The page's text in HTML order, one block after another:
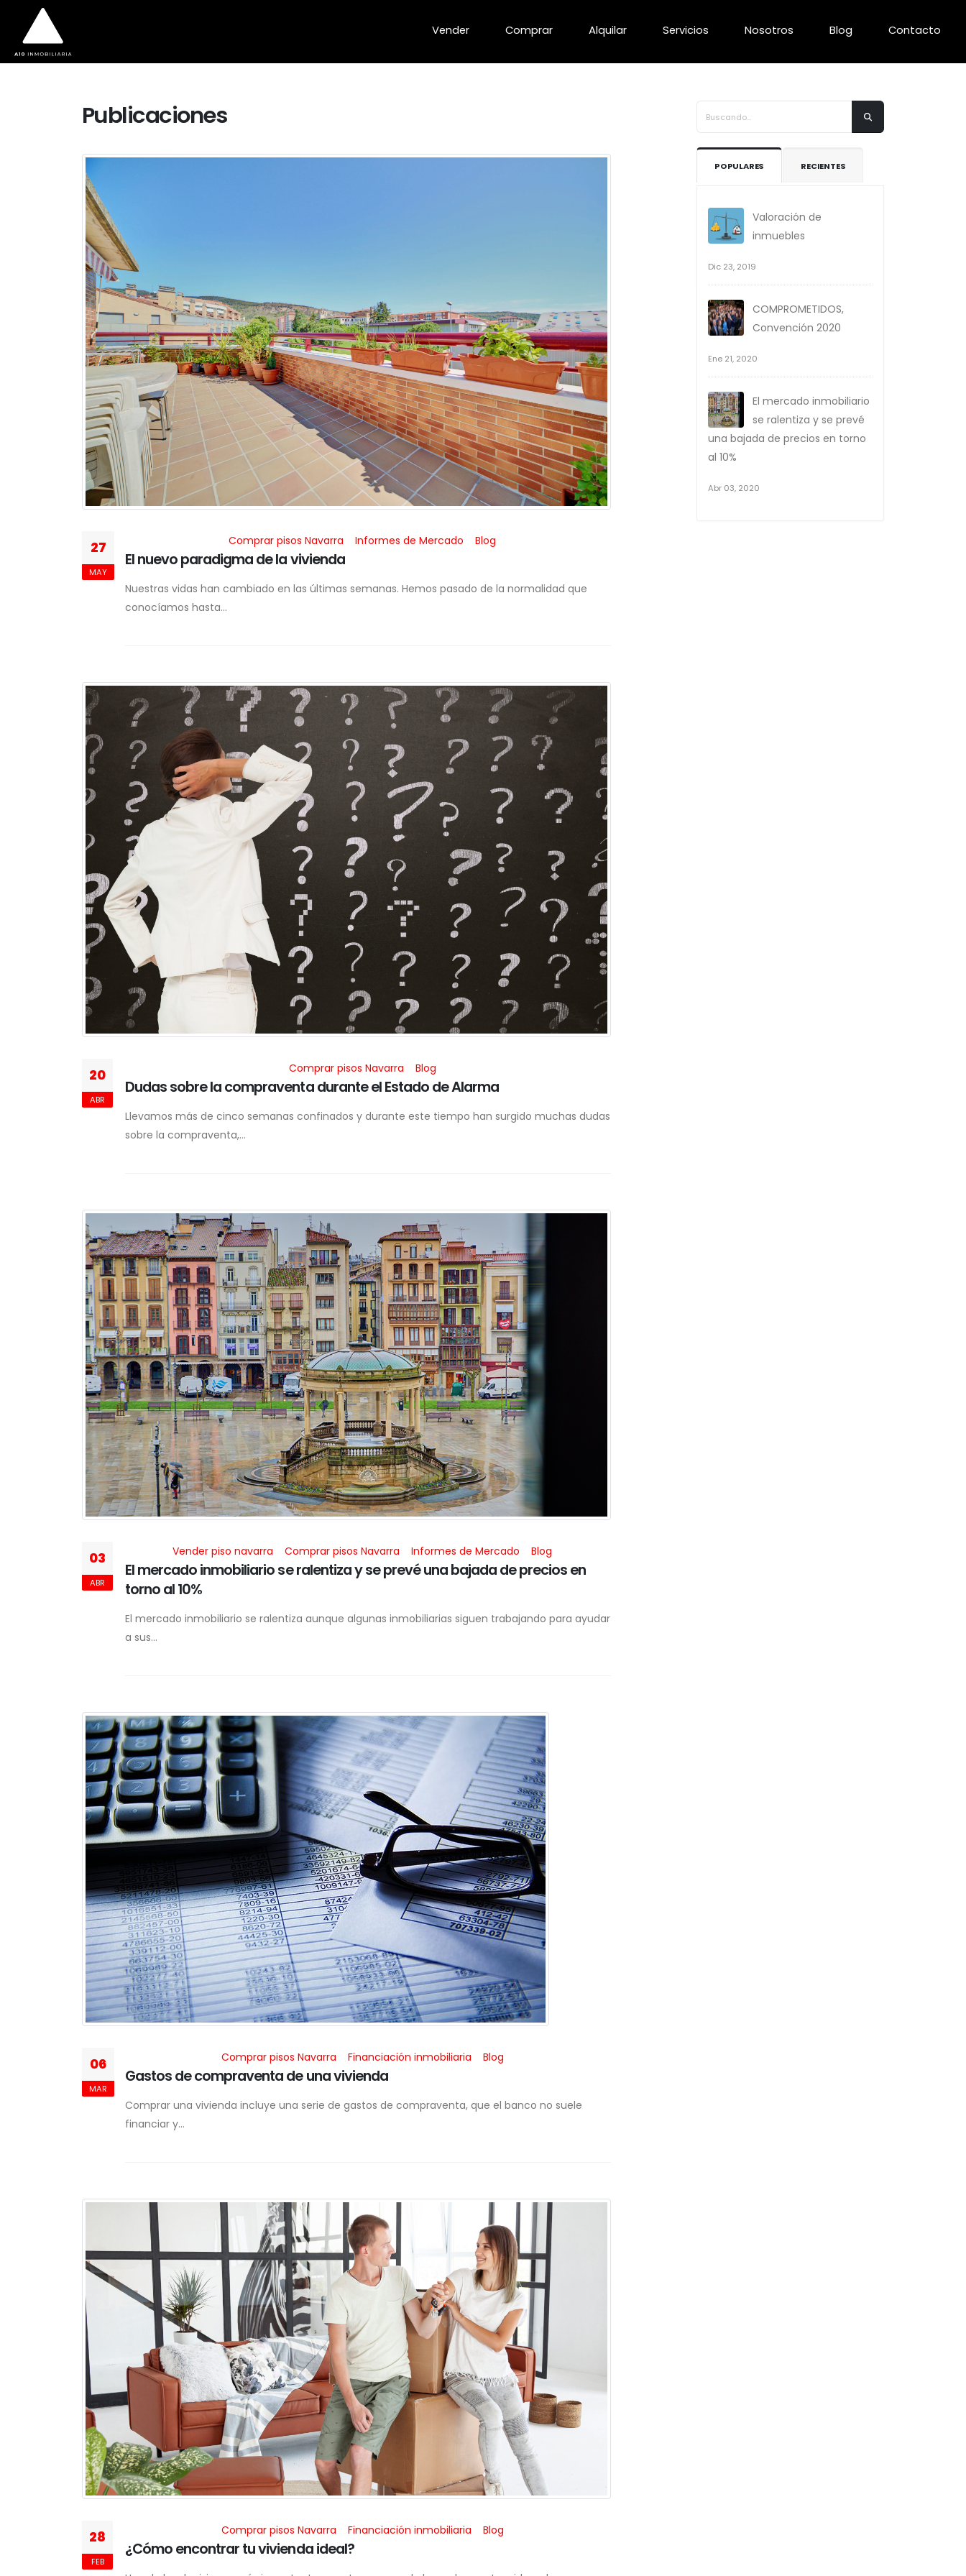
Vender Comprar Alquilar Servicios Nosotros Blog Contacto
Publicaciones
27
MAY
Comprar pisos Navarra Informes de Mercado Blog
El nuevo paradigma de la vivienda
Nuestras vidas han cambiado en las últimas semanas. Hemos pasado de la normalidad que
conocíamos hasta...
20
ABR
Comprar pisos Navarra Blog
Dudas sobre la compraventa durante el Estado de Alarma
Llevamos más de cinco semanas confinados y durante este tiempo han surgido muchas dudas
sobre la compraventa,...
03
ABR
Vender piso navarra Comprar pisos Navarra Informes de Mercado Blog
El mercado inmobiliario se ralentiza y se prevé una bajada de precios en
torno al 10%
El mercado inmobiliario se ralentiza aunque algunas inmobiliarias siguen trabajando para ayudar
a sus...
06
MAR
Comprar pisos Navarra Financiación inmobiliaria Blog
Gastos de compraventa de una vivienda
Comprar una vivienda incluye una serie de gastos de compraventa, que el banco no suele
financiar y...
28
FEB
Comprar pisos Navarra Financiación inmobiliaria Blog
¿Cómo encontrar tu vivienda ideal?
POPULARES RECIENTES
Valoración de
inmuebles
Dic 23, 2019
COMPROMETIDOS,
Convención 2020
Ene 21, 2020
El mercado inmobiliario
se ralentiza y se prevé
una bajada de precios en torno
al 10%
Abr 03, 2020